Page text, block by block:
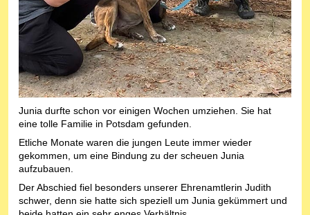
Junia durfte schon vor einigen Wochen umziehen. Sie hat
eine tolle Familie in Potsdam gefunden.
Etliche Monate waren die jungen Leute immer wieder
gekommen, um eine Bindung zu der scheuen Junia
aufzubauen.
Der Abschied fiel besonders unserer Ehrenamtlerin Judith
schwer, denn sie hatte sich speziell um Junia gekümmert und